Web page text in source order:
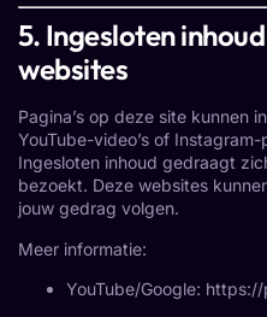
5. Ingesloten
websites
Pagina’s op deze site kunnen
YouTube-video’s of Instagram-
Ingesloten inhoud gedraagt
bezoekt. Deze websites
jouw gedrag volgen.
Meer informatie:
YouTube/Google: https://